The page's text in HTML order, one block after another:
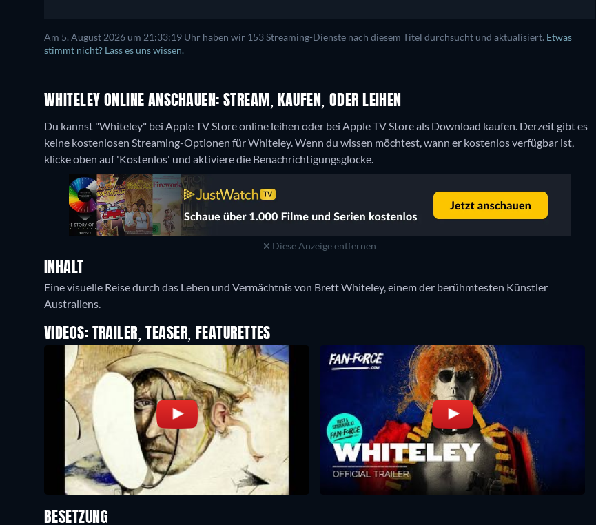
Am 5. August 2026 um 21:33:19 Uhr haben wir 153 Streaming-Dienste nach diesem Titel durchsucht und aktualisiert. Etwas
stimmt nicht? Lass es uns wissen.
WHITELEY ONLINE ANSCHAUEN: STREAM, KAUFEN, ODER LEIHEN
Du kannst "Whiteley" bei Apple TV Store online leihen oder bei Apple TV Store als Download kaufen. Derzeit gibt es
keine kostenlosen Streaming-Optionen für Whiteley. Wenn du wissen möchtest, wann er kostenlos verfügbar ist,
klicke oben auf 'Kostenlos' und aktiviere die Benachrichtigungsglocke.
Diese Anzeige entfernen
INHALT
Eine visuelle Reise durch das Leben und Vermächtnis von Brett Whiteley, einem der berühmtesten Künstler
VIDEOS: TRAILER, TEASER, FEATURETTES
BESETZUNG